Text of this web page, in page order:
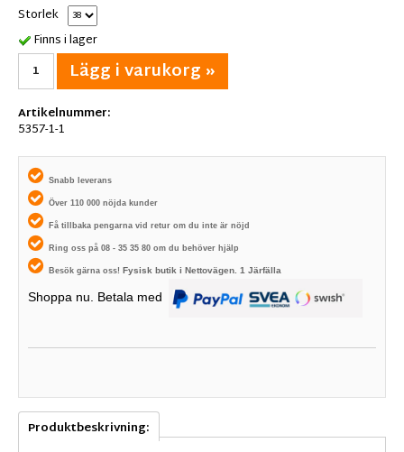
Storlek
Finns i lager
Lägg i varukorg »
Artikelnummer:
5357-1-1
Snabb leverans
Över 110 000 nöjda kunder
Få tillbaka pengarna vid retur om du inte är nöjd
Ring oss på 08 - 35 35 80 om du behöver hjälp
Besök gärna oss! Fysisk butik i Nettovägen. 1 Järfälla
Shoppa nu. Betala med
Produktbeskrivning: